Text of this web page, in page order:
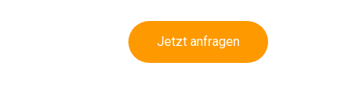
Jetzt anfragen